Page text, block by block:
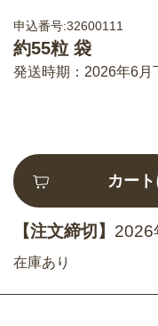
申込番号:32600111
約55粒 袋
発送時期：2026年6月
カー
【注文締切】 2026
在庫あり